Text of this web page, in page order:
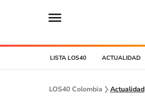
LISTA LOS40 ACTUALIDAD
LOS40 Colombia Actualidad